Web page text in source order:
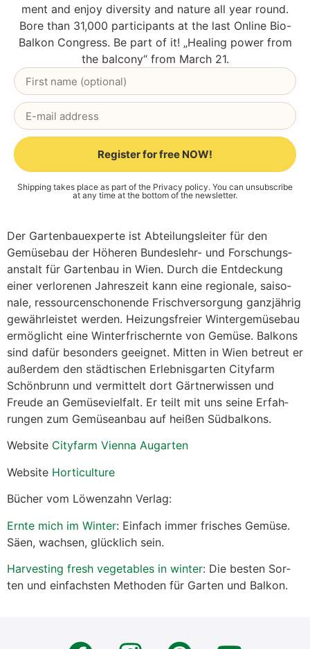
Der Gar­ten­bau­ex­per­te ist Abtei­lungs­lei­ter für den
Gemü­se­bau der Höhe­ren Bun­des­lehr- und For­schungs­
an­stalt für Gar­ten­bau in Wien. Durch die Ent­de­ckung
einer ver­lo­re­nen Jah­res­zeit kann eine regio­na­le, sai­so­
na­le, res­sour­cen­scho­nen­de Frisch­ver­sor­gung ganz­jäh­rig
gewähr­leis­tet wer­den. Hei­zungs­frei­er Win­ter­ge­mü­se­bau
ermög­licht eine Win­ter­frisch­ern­te von Gemü­se. Bal­kons
sind dafür beson­ders geeig­net. Mit­ten in Wien betreut er
außer­dem den städ­ti­schen Erleb­nis­gar­ten City­farm
Schön­brunn und ver­mit­telt dort Gärt­ner­wis­sen und
Freu­de an Gemü­se­viel­falt. Er teilt mit uns sei­ne Erfah­
run­gen zum Gemü­se­an­bau auf hei­ßen Süd­bal­kons.
Web­site City­farm Vien­na Augar­ten
Web­site Hor­ti­cul­tu­re
Bücher vom Löwen­zahn Ver­lag:
Ern­te mich im Win­ter: Ein­fach immer fri­sches Gemü­se.
Säen, wach­sen, glück­lich sein.
Har­ve­s­t­ing fresh vege­ta­bles in win­ter: Die bes­ten Sor­
ten und ein­fachs­ten Metho­den für Gar­ten und Bal­kon.
ment and enjoy diver­si­ty and natu­re all year round.
Bore than 31,000 par­ti­ci­pan­ts at the last Online Bio-
Bal­kon Con­gress. Be part of it! „Heal­ing power from
the bal­c­o­ny“ from March 21.
Register for free NOW!
Ship­ping takes place as part of the Pri­va­cy poli­cy. You can unsub­scri­be
at any time at the bot­tom of the news­let­ter.